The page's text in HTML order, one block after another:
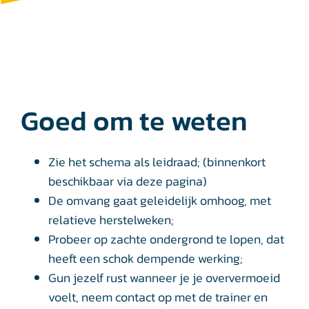
Goed om te weten
Zie het schema als leidraad; (binnenkort
beschikbaar via deze pagina)
De omvang gaat geleidelijk omhoog, met
relatieve herstelweken;
Probeer op zachte ondergrond te lopen, dat
heeft een schok dempende werking;
Gun jezelf rust wanneer je je oververmoeid
voelt, neem contact op met de trainer en